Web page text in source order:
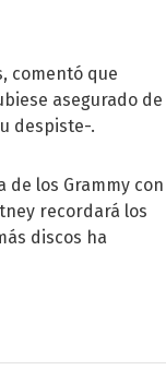
comentó que
asegurado de
despiste-.
de los Grammy con
recordará los
discos ha